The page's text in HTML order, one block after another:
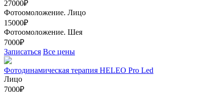
27000₽
Фотоомоложение. Лицо
15000₽
Фотоомоложение. Шея
7000₽
Записаться Все цены
Фотодинамическая терапия HELEO Pro Led
Лицо
7000₽